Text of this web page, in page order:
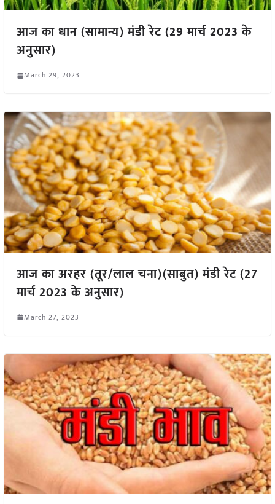
आज का धान (सामान्य) मंडी रेट (29 मार्च 2023 के
अनुसार)
March 29, 2023
आज का अरहर (तूर/लाल चना)(साबुत) मंडी रेट (27
मार्च 2023 के अनुसार)
March 27, 2023